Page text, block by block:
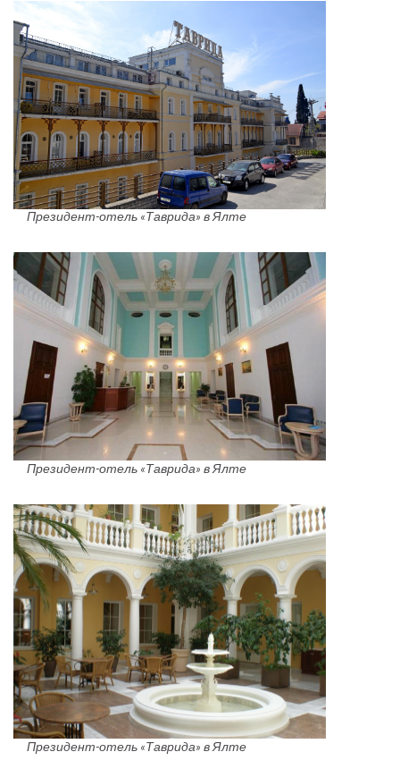
Президент-отель «Таврида» в Ялте
Президент-отель «Таврида» в Ялте
Президент-отель «Таврида» в Ялте